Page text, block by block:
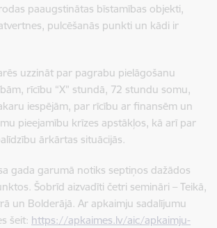
paaugstinātas bīstamības objekti,
pulcēšanās punkti un kādi ir
uzzināt par pagrabu pielāgošanu
rīcību “X” stundā, 72 stundu somu,
iespējām, par rīcību ar finansēm un
pieejamību krīzes apstākļos, kā arī par
ārkārtas situācijās.
gada garumā notiks septiņos dažādos
Šobrīd aizvadīti četri semināri – Teikā,
un Bolderājā. Ar apkaimju sadalījumu
šeit: https://apkaimes.lv/aic/apkaimju-